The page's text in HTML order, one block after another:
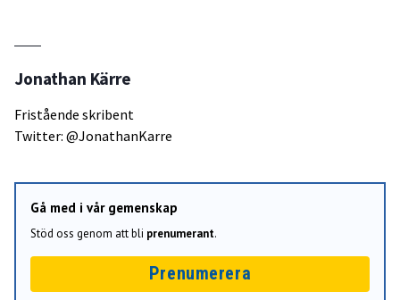
Jonathan Kärre
Fristående skribent
Twitter: @JonathanKarre
Gå med i vår gemenskap
Stöd oss genom att bli prenumerant.
Prenumerera